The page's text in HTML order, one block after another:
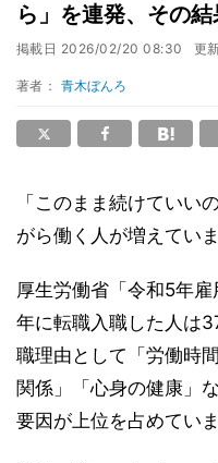
ら」を連発、その
掲載日 2026/02/20 08:30 更
著者： 青木ぼんろ
「このまま続けてい
がら働く人が増えていま
厚生労働省「令和5年
年に転職入職した人は
職理由として「労働時
関係」「心身の健康」
要因が上位を占めていま